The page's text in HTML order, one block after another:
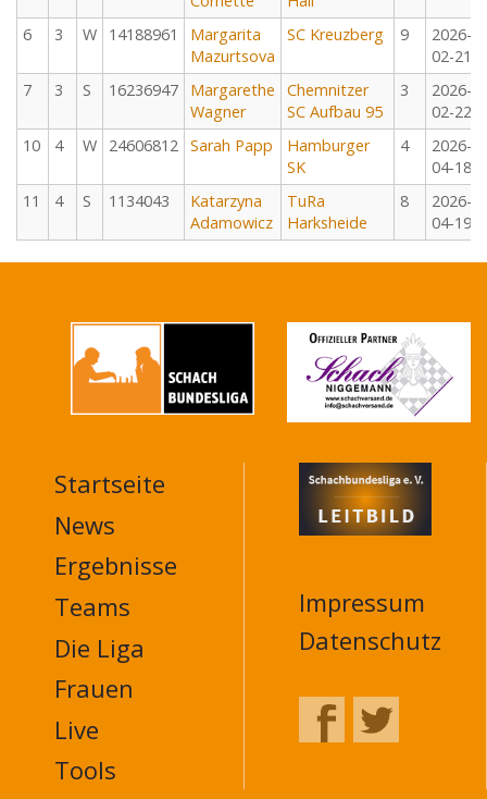
6 3 W 14188961
Margarita
Mazurtsova
SC Kreuzberg 9
2026-
02-21
7
3 S 16236947
Margarethe
Wagner
Chemnitzer
SC Aufbau 95
3
2026-
02-22
10
4 W 24606812 Sarah Papp
Hamburger
SK
4
2026-
04-18
11
4 S 1134043
Katarzyna
Adamowicz
TuRa
Harksheide
8
2026-
04-19
MAIN
NAVIGATION
FOOTER
Startseite
News
Ergebnisse
Teams
Die Liga
Frauen
Live
Tools
Impressum
Datenschutz